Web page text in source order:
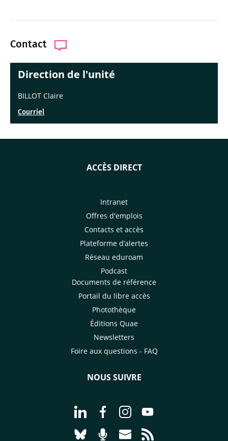
Contact
Direction de l'unité
BILLOT Claire
Courriel
ACCÈS DIRECT
Intranet
Offres d'emplois
Contacts et accès
Plateforme d’alertes
Réseau eduroam
Podcast
Documents de référence
Portail du libre accès
Photothèque
Éditions Quae
Newsletters
Foire aux questions - FAQ
NOUS SUIVRE
Aller à la page Nous suivre sur
Aller à la page Nous suivre sur
Aller à la page Nous
Aller à la page
Aller à la page Nous suivre sur
Aller à la page Nourrir le
Aller à la page Nous